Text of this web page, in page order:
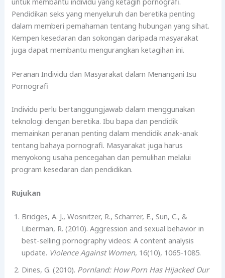
Pendidikan seks yang menyeluruh dan beretika penting
dalam memberi pemahaman tentang hubungan yang sihat.
Kempen kesedaran dan sokongan daripada masyarakat
juga dapat membantu mengurangkan ketagihan ini.
Peranan Individu dan Masyarakat dalam Menangani Isu
Pornografi
Individu perlu bertanggungjawab dalam menggunakan
teknologi dengan beretika. Ibu bapa dan pendidik
memainkan peranan penting dalam mendidik anak-anak
tentang bahaya pornografi. Masyarakat juga harus
menyokong usaha pencegahan dan pemulihan melalui
program kesedaran dan pendidikan.
Rujukan
Bridges, A. J., Wosnitzer, R., Scharrer, E., Sun, C., &
Liberman, R. (2010). Aggression and sexual behavior in
best-selling pornography videos: A content analysis
update. Violence Against Women, 16(10), 1065-1085.
Dines, G. (2010). Pornland: How Porn Has Hijacked Our